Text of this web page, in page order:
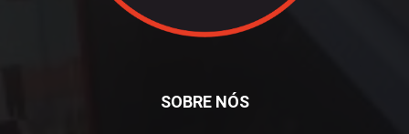
SOBRE NÓS